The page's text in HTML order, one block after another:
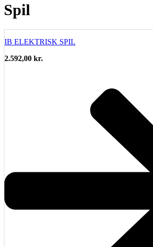
Spil
IB ELEKTRISK SPIL
2.592,00 kr.